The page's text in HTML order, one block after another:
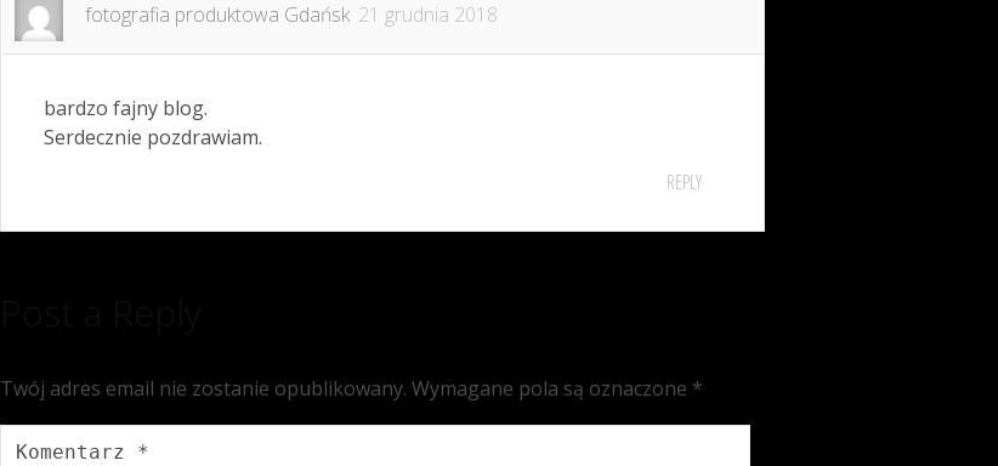
fotografia produktowa Gdańsk 21 grudnia 2018
bardzo fajny blog.
Serdecznie pozdrawiam.
REPLY
Twój adres email nie zostanie opublikowany. Wymagane pola są oznaczone *